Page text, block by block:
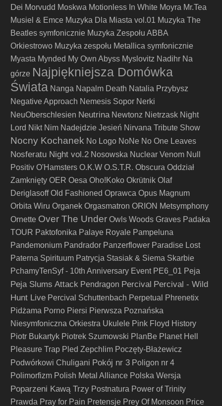
Dei Morvudd Moskwa Motionless In White Moyra Mr.Tea
Musiel & Emce Muzyka Dla Miasta vol.01 Muzyka The
Beatles symfonicznie Muzyka Zespołu ABBA
Orkiestrowo Muzyka zespołu Metallica symfonicznie
Myasta Mynded My Own Abyss Myslovitz Nadihr Na
górze Najpiękniejsza Domówka
Świata Nanga Napalm Death Natalia Przybysz
Negative Approach Nemesis Sopor Nerki
NeuOberschlesien Neutrina Newtonz Nietrzask Night
Lord Nikt Nim Nadejdzie Jesień Nirvana Tribute Show
Nocny Kochanek No Logo NoNe No One Leaves
Nosferatu Night vol.2 Nosowska Nuclear Venom Null
Positiv O'Hamsters O.K.W O.S.T.R. Obscura Oddział
Zamknięty OER Oesa Oho!Koko Okrütnik Olaf
Deriglasoff Old Fashioned Oprawca Opus Magnum
Orbita Wiru Organek Orgasmatron ORION Metsymphony
Ornette Over The Under Owls Woods Graves Padaka
TOUR Paktofonika Palaye Royale Pampeluna
Pandemonium Pandrador Panzerflower Paradise Lost
Paterna Spirituum Patrycja Stasiak & Siema Skarbie
PchamyTenSyf - 10th Anniversary Event PE6_01 Peja
Peja Slums Attack Pendragon Percival Percival - Wild
Hunt Live Percival Schuttenbach Perpetual
Phrenetix
Pidżama Porno Piersi Pierwsza Poznańska
Niesymfoniczna Orkiestra Ukulele Pink Floyd History
Piotr Bukartyk Piotrek Szumowski PlanBe Planet Hell
Pleasure Trap Pled Zepchlim Poczęty-Błażewicz
Podwórkowi Chuligani Pokój nr 3 Poligon nr 4
Polimorfizm Polish Metal Alliance Polska Wersja
Poparzeni Kawą Trzy Postnatura Power of Trinity
Prawda Pray for Pain Pretensje Prey Of Monsoon Price